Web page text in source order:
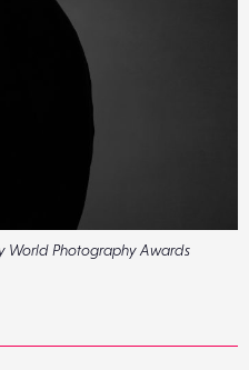
World Photography Awards